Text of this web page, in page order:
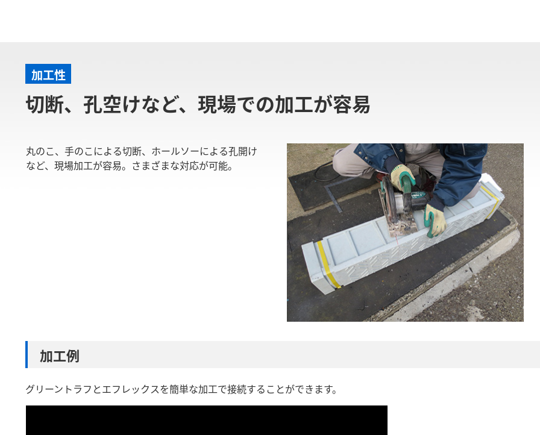
加工性
切断、孔空けなど、現場での加工が容易
丸のこ、手のこによる切断、ホールソーによる孔開け
など、現場加工が容易。さまざまな対応が可能。
加工例
グリーントラフとエフレックスを簡単な加工で接続することができます。